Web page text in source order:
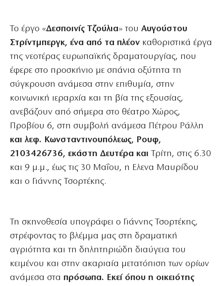
Το έργο «Δεσποινίς Τζούλια» του Αυγούστου
Στρίντμπεργκ, ένα από τα πλέον καθοριστικά έργα
της νεοτέρας ευρωπαϊκής δραματουργίας, που
έφερε στο προσκήνιο με σπάνια οξύτητα τη
σύγκρουση ανάμεσα στην επιθυμία, στην
κοινωνική ιεραρχία και τη βία της εξουσίας,
ανεβάζουν από σήμερα στο θέατρο Χώρος,
Προβίου 6, στη συμβολή ανάμεσα Πέτρου Ράλλη
και λεφ. Κωνσταντινουπόλεως, Ρουφ,
2103426736, εκάστη Δευτέρα και Τρίτη, στις 6.30
και 9 μ.μ., έως τις 30 Μαΐου, η Ελενα Μαυρίδου
και ο Γιάννης Τσορτέκης.
Τη σκηνοθεσία υπογράφει ο Γιάννης Τσορτέκης,
στρέφοντας το βλέμμα μας στη δραματική
αγριότητα και τη δηλητηριώδη διαύγεια του
κειμένου και στην ακαριαία μετατόπιση των ορίων
ανάμεσα στα πρόσωπα. Εκεί όπου η οικειότης